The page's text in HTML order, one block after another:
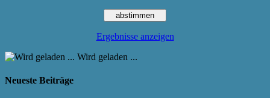
Ergebnisse anzeigen
Wird geladen ...
Neueste Beiträge